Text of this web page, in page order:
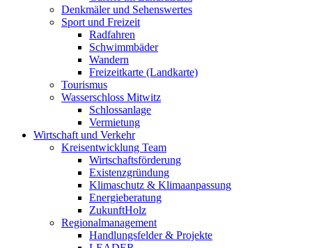
Denkmäler und Sehenswertes
Sport und Freizeit
Radfahren
Schwimmbäder
Wandern
Freizeitkarte (Landkarte)
Tourismus
Wasserschloss Mitwitz
Schlossanlage
Vermietung
Wirtschaft und Verkehr
Kreisentwicklung Team
Wirtschaftsförderung
Existenzgründung
Klimaschutz & Klimaanpassung
Energieberatung
ZukunftHolz
Regionalmanagement
Handlungsfelder & Projekte